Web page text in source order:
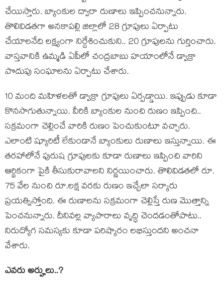
చేయిస్తారు. బ్యాంకుల ద్వారా రుణాలు ఇప్పించ‌నున్నారు.
తొలివిడతగా అనకాపల్లి జిల్లాలో 28 గ్రూపులు ఏర్పాటు
చేయాలనేది లక్ష్యంగా నిర్దేశించుకుని.. 20 గ్రూపులను గుర్తించారు.
వాస్త‌వానికి ఉమ్మ‌డి ఏపీలో చంద్ర‌బాబు హ‌యాంలోనే డ్వాక్రా
పొదుపు సంఘాల‌ను ఏర్పాటు చేశారు.
10 మంది మహిళల‌తో డ్వాక్రా గ్రూపులు ఏర్ప‌డ్డాయి. ఇప్పుడు కూడా
కొన‌సాగుతున్నాయి. వీరికి బ్యాంకుల నుంచి రుణం ఇప్పించి..
సక్రమంగా చెల్లించే వారికి రుణం పెంచుకుంటూ వచ్చారు.
ఎలాంటి ష్యూరిటీ లేకుండానే బ్యాంకులు రుణాలు ఇస్తున్నాయి. ఈ
తరహాలోనే పురుష‌ గ్రూపులకు కూడా రుణాలు ఇప్పించి వారిని
ఆర్థికంగా పైకి తీసుకురావాల‌ని నిర్ణ‌యించారు. తొలివిడతలో రూ.
75 వేల నుంచి రూ.లక్ష వరకు రుణం ఇచ్చేలా స‌ర్కారు
ప్ర‌య‌త్నిస్తోంది. ఈ రుణాల‌ను సక్రమంగా చెల్లిస్తే రుణ మొత్తాన్ని
పెంచనున్నారు. దీనివ‌ల్ల వ్యాపారాలు వృద్ధి చెంద‌డంతోపాటు..
నిరుద్యోగ స‌మ‌స్య‌కు కూడా ప‌రిష్కారం ల‌భిస్తుంద‌ని అంచ‌నా
వేశారు.
ఎవ‌రు అర్హులు..?